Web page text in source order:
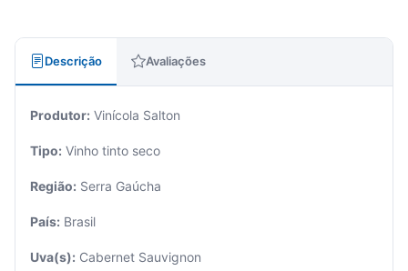
Descrição Avaliações
Produtor: Vinícola Salton
Tipo: Vinho tinto seco
Região: Serra Gaúcha
País: Brasil
Uva(s): Cabernet Sauvignon